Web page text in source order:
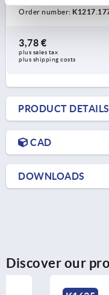
Order number:
3,78 €
plus sales tax
plus shipping costs
PRODUCT DETAILS
CAD
DOWNLOADS
Discover our